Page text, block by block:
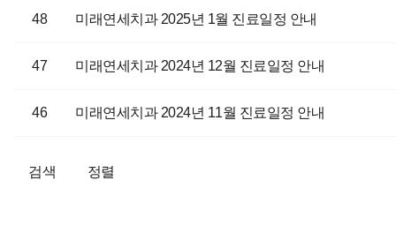
48 미래연세치과 2025년 1월 진료일정 안내
47 미래연세치과 2024년 12월 진료일정 안내
46 미래연세치과 2024년 11월 진료일정 안내
검색 정렬